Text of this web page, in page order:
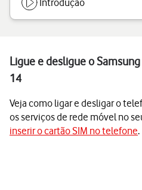
Introdução
Ligue e desligue o
14
Veja como ligar e desligar o
os serviços de rede móvel no
inserir o cartão SIM no telefone.